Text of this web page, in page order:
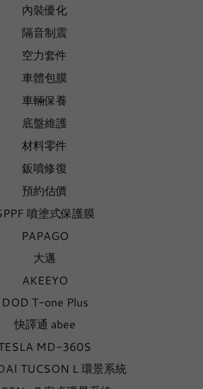
內裝優化
隔音制震
空力套件
車體包膜
車輛保養
底盤維護
材料零件
鈑噴修復
預約估價
噴塗式保護膜
PAPAGO
大邁
AKEEYO
DOD T-one Plus
快譯通 abee
MD-360S
TUCSON L 環景系統